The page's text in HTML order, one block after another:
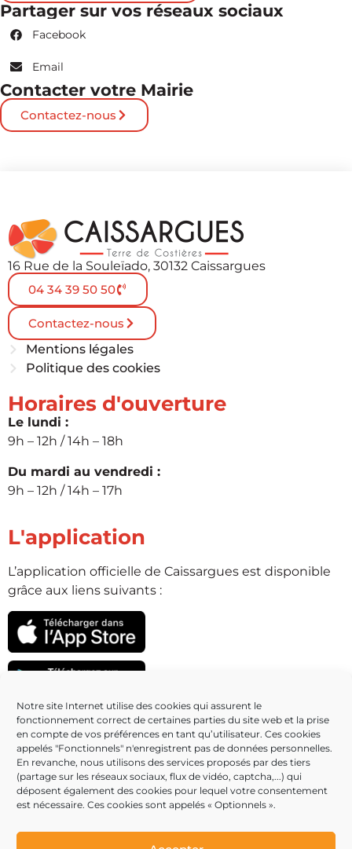
Notre site Internet utilise des cookies qui assurent le
fonctionnement correct de certaines parties du site web et la prise
en compte de vos préférences en tant qu’utilisateur. Ces cookies
appelés "Fonctionnels" n'enregistrent pas de données personnelles.
En revanche, nous utilisons des services proposés par des tiers
(partage sur les réseaux sociaux, flux de vidéo, captcha,...) qui
déposent également des cookies pour lequel votre consentement
est nécessaire. Ces cookies sont appelés « Optionnels ».
Partager sur vos réseaux sociaux
Facebook
Email
Contacter votre Mairie
Contactez-nous
16 Rue de la Souleïado, 30132 Caissargues
04 34 39 50 50
Contactez-nous
Mentions légales
Politique des cookies
Horaires d'ouverture
Le lundi :
9h – 12h / 14h – 18h
Du mardi au vendredi :
9h – 12h / 14h – 17h
L'application
L’application officielle de Caissargues est disponible
grâce aux liens suivants :
Partenaires